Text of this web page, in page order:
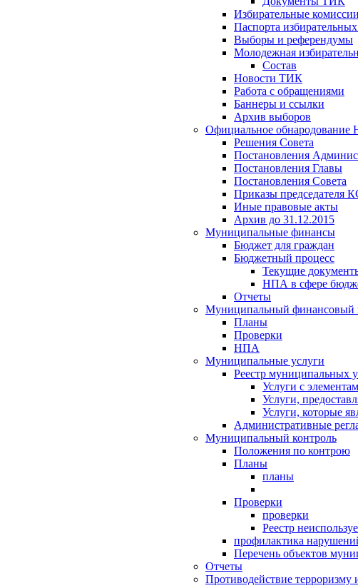
Избирательные комиссии
Паспорта избирательных
Выборы и референдумы
Молодежная
Состав
Новости ТИК
Работа с обращениями
Баннеры и ссылки
Архив выборов
Официальное
Решения Совета
Постановления
Постановления Главы
Постановления Совета
Приказы председателя
Иные правовые акты
Архив до 31.12.2015
Муниципальные финансы
Бюджет для граждан
Бюджетный процесс
Текущие
НПА в сфере
Отчеты
Муниципальный финансовый
Планы
Проверки
НПА
Муниципальные услуги
Реестр муниципальных
Услуги с
Услуги,
Услуги, которые
Административные
Муниципальный контроль
Положения по контрою
Планы
планы
Проверки
проверки
Реестр
профилактика
Перечень объектов
Отчеты
Противодействие терроризму